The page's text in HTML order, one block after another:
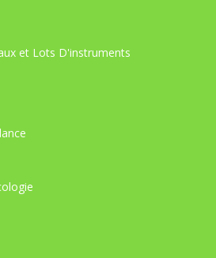
et Lots D'instruments